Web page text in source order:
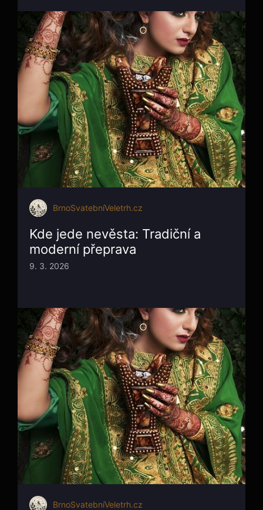
BrnoSvatebníVeletrh.cz
Kde jede nevěsta: Tradiční a
moderní přeprava
9. 3. 2026
BrnoSvatebníVeletrh.cz